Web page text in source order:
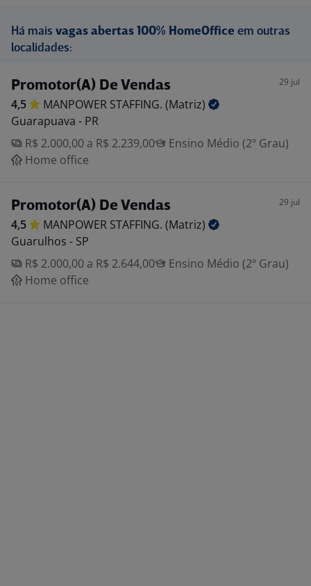
Há mais vagas abertas 100% HomeOffice em outras
localidades:
Promotor(A) De Vendas 29 jul
4,5 MANPOWER STAFFING. (Matriz)
Guarapuava - PR
R$ 2.000,00 a R$ 2.239,00
Ensino Médio (2º Grau)
Home office
Promotor(A) De Vendas 29 jul
4,5 MANPOWER STAFFING. (Matriz)
Guarulhos - SP
R$ 2.000,00 a R$ 2.644,00
Ensino Médio (2º Grau)
Home office